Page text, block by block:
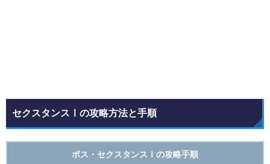
セクスタンスⅠの攻略方法と手順
ボス・セクスタンスⅠの攻略手順